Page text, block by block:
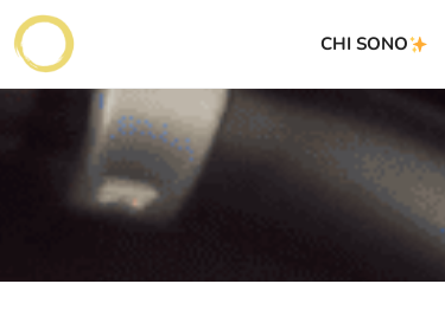
CHI SONO